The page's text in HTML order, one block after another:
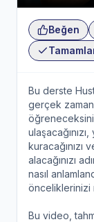
Beğen
Bu derste
gerçek
kuracağınızı
alacağınızı
nasıl
önceliklerinizi
Bu video,